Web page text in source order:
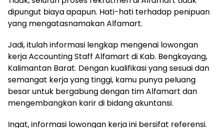
dipungut biaya apapun. Hati-hati terhadap penipuan
yang mengatasnamakan Alfamart.
Jadi, itulah informasi lengkap mengenai lowongan
kerja Accounting Staff Alfamart di Kab. Bengkayang,
Kalimantan Barat. Dengan kualifikasi yang sesuai dan
semangat kerja yang tinggi, kamu punya peluang
besar untuk bergabung dengan tim Alfamart dan
mengembangkan karir di bidang akuntansi.
Ingat, informasi lowongan kerja ini bersifat referensi.